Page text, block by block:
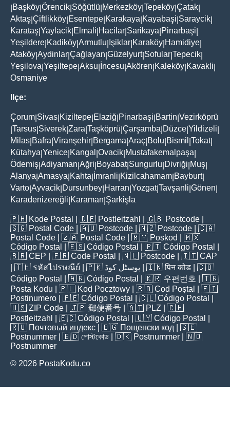
Başköy Örencik Söğütlü Merkezköy Tepeköy Çatak
Aktaş Çiftlikköy Esentepe Karakaya Kayabaşi Saraycik
Karataş Yaylacik Elmali Hacilar Sarikaya Pinarbaşi
Yeşildere Kadiköy Armutlu Işiklar Karaköy Hamidiye
Ataköy Aydinlar Çağlayan Güzelyurt| Sofular Tepecik
Yeşilova Yeşiltepe Aksu İncesu Akören Kaleköy Kavakli
Osmaniye
Ilçe:
Çorum Sivas Kiziltepe Elaziğ Pinarbaşi Bartin Vezirköprü
Tarsus Siverek Zara Taşköprü Çarşamba Düzce Yildizeli
Milas Bafra Viranşehir Bergama Araç Bolu Bismil Tokat|
Kütahya Yenice Kangal Ovacik Mustafakemalpaşa
Ödemiş Adiyaman Ağri Boyabat| Sungurlu Divriği Muş
Alanya Amasya Kahta İmranli Kizilcahamam Bayburt|
Varto Ayvacik Dursunbey Harran Yozgat|Tavşanli Gönen
Karadenizereğli Karaman Şarkişla
🇵🇭 Kode Postal | 🇩🇪 Postleitzahl | 🇬🇧 Postcode
🇸🇬 Postal Code | 🇦🇺 Postcode | 🇳🇿 Postcode | 🇨🇦
Postal Code | 🇿🇦 Postal Code | 🇲🇾 Poskod
| 🇲🇽
Código Postal
| 🇪🇸 Código Postal | 🇵🇹 Código Postal
🇧🇷 CEP | 🇫🇷 Code Postal | 🇳🇱 Postcode | 🇮🇹 CAP
| 🇹🇭 รหัสไปรษณีย์ | 🇵🇰 پوسٹل کوڈ | 🇮🇳पिन कोड | 🇨🇴
Código Postal
| 🇦🇷 Código Postal | 🇰🇷 우편번호
| 🇹🇷
Posta Kodu | 🇵🇱 Kod Pocztowy | 🇷🇴 Cod Poștal
| 🇫🇮
Postinumero | 🇵🇪 Código Postal | 🇨🇱 Código Postal
🇺🇸 ZIP Code | 🇯🇵 郵便番号 | 🇦🇹 PLZ | 🇨🇭
Postleitzahl
| 🇪🇨 Código Postal | 🇺🇾 Código Postal
🇷🇺 Почтовый индекс | 🇧🇬 Пощенски код | 🇸🇪
Postnummer | 🇧🇩 পোস্টকোড | 🇩🇰 Postnummer | 🇳🇴
Postnummer
© 2026 PostaKodu.co